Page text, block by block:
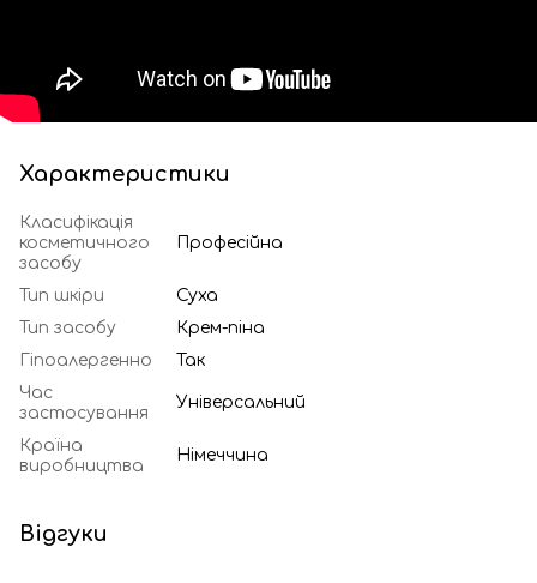
Характеристики
Класифікація
косметичного
засобу
Професійна
Тип шкіри
Суха
Тип засобу
Крем-піна
Гіпоалергенно
Так
Час
застосування
Універсальний
Країна
виробництва
Німеччина
Відгуки